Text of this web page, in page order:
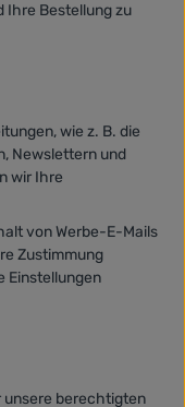
Ihre Bestellung zu
wie z. B. die
Newslettern und
wir Ihre
von Werbe-E-Mails
Zustimmung
Einstellungen
unsere berechtigten